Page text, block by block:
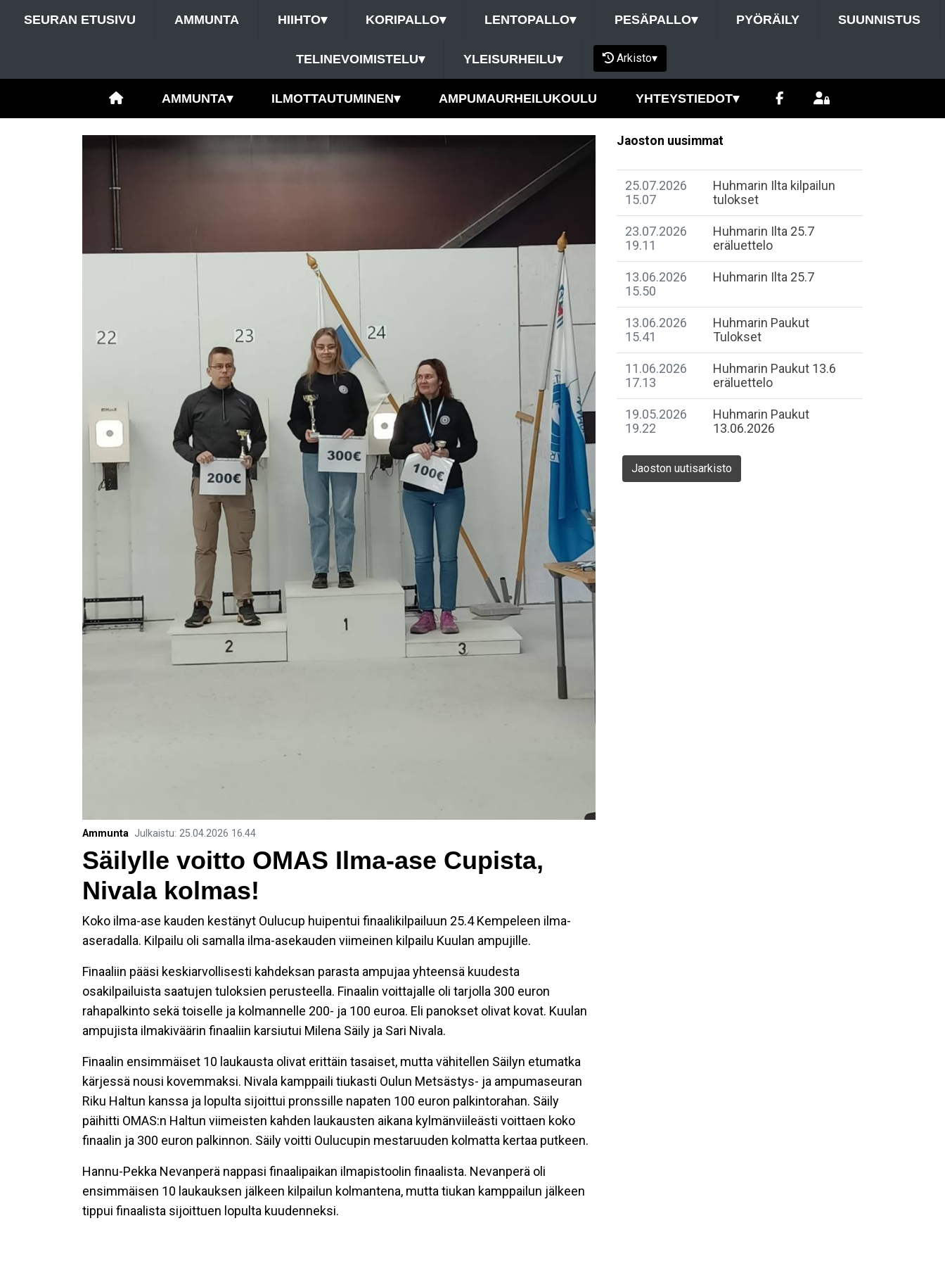
SEURAN ETUSIVU AMMUNTA HIIHTO▾ KORIPALLO▾ LENTOPALLO▾ PESÄPALLO▾ PYÖRÄILY SUUNNISTUS
TELINEVOIMISTELU▾ YLEISURHEILU▾ Arkisto▾
AMMUNTA▾ ILMOTTAUTUMINEN▾ AMPUMAURHEILUKOULU YHTEYSTIEDOT▾
Ammunta Julkaistu: 25.04.2026 16.44
Säilylle voitto OMAS Ilma-ase Cupista,
Nivala kolmas!
Koko ilma-ase kauden kestänyt Oulucup huipentui finaalikilpailuun 25.4 Kempeleen ilma-
aseradalla. Kilpailu oli samalla ilma-asekauden viimeinen kilpailu Kuulan ampujille.
Finaaliin pääsi keskiarvollisesti kahdeksan parasta ampujaa yhteensä kuudesta
osakilpailuista saatujen tuloksien perusteella. Finaalin voittajalle oli tarjolla 300 euron
rahapalkinto sekä toiselle ja kolmannelle 200- ja 100 euroa. Eli panokset olivat kovat. Kuulan
ampujista ilmakiväärin finaaliin karsiutui Milena Säily ja Sari Nivala.
Finaalin ensimmäiset 10 laukausta olivat erittäin tasaiset, mutta vähitellen Säilyn etumatka
kärjessä nousi kovemmaksi. Nivala kamppaili tiukasti Oulun Metsästys- ja ampumaseuran
Riku Haltun kanssa ja lopulta sijoittui pronssille napaten 100 euron palkintorahan. Säily
päihitti OMAS:n Haltun viimeisten kahden laukausten aikana kylmänviileästi voittaen koko
finaalin ja 300 euron palkinnon. Säily voitti Oulucupin mestaruuden kolmatta kertaa putkeen.
Hannu-Pekka Nevanperä nappasi finaalipaikan ilmapistoolin finaalista. Nevanperä oli
ensimmäisen 10 laukauksen jälkeen kilpailun kolmantena, mutta tiukan kamppailun jälkeen
tippui finaalista sijoittuen lopulta kuudenneksi.
Jaoston uusimmat
25.07.2026
15.07
Huhmarin Ilta kilpailun
tulokset
23.07.2026
19.11
Huhmarin Ilta 25.7
eräluettelo
13.06.2026
15.50
Huhmarin Ilta 25.7
13.06.2026
15.41
Huhmarin Paukut
Tulokset
11.06.2026
17.13
Huhmarin Paukut 13.6
eräluettelo
19.05.2026
19.22
Huhmarin Paukut
13.06.2026
Jaoston uutisarkisto